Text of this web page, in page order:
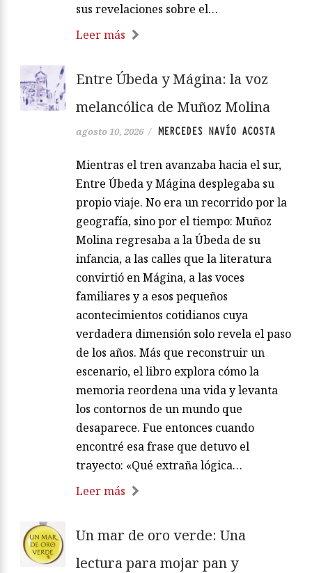
sus revelaciones sobre el…
Leer más
Entre Úbeda y Mágina: la voz
melancólica de Muñoz Molina
agosto 10, 2026 / MERCEDES NAVÍO ACOSTA
Mientras el tren avanzaba hacia el sur,
Entre Úbeda y Mágina desplegaba su
propio viaje. No era un recorrido por la
geografía, sino por el tiempo: Muñoz
Molina regresaba a la Úbeda de su
infancia, a las calles que la literatura
convirtió en Mágina, a las voces
familiares y a esos pequeños
acontecimientos cotidianos cuya
verdadera dimensión solo revela el paso
de los años. Más que reconstruir un
escenario, el libro explora cómo la
memoria reordena una vida y levanta
los contornos de un mundo que
desaparece. Fue entonces cuando
encontré esa frase que detuvo el
trayecto: «Qué extraña lógica…
Leer más
Un mar de oro verde: Una
lectura para mojar pan y